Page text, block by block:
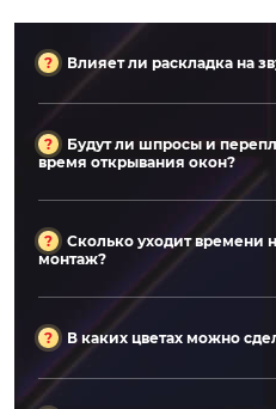
Влияет ли раскладка на
Будут ли шпросы и
время открывания окон?
Сколько уходит времени
монтаж?
В каких цветах можно